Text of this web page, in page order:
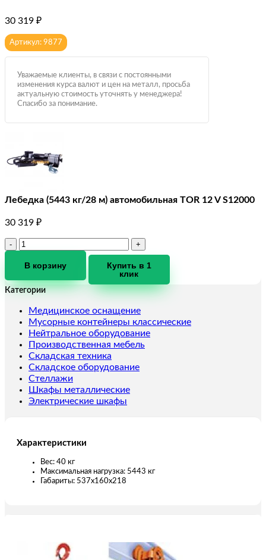
30 319 ₽
Артикул: 9877
Уважаемые клиенты, в связи с постоянными
изменения курса валют и цен на металл, просьба
актуальную стоимость уточнять у менеджера!
Спасибо за понимание.
Лебедка (5443 кг/28 м) автомобильная TOR 12 V S12000
30 319 ₽
Количество
Лебедка
кг/28
автомобильная
TOR
12
V
S12000
В корзину
Купить в 1
клик
Категории
Медицинское оснащение
Мусорные контейнеры классические
Нейтральное оборудование
Производственная мебель
Складская техника
Складское оборудование
Стеллажи
Шкафы металлические
Электрические шкафы
Характеристики
Вес: 40 кг
Максимальная нагрузка: 5443 кг
Габариты: 537х160х218